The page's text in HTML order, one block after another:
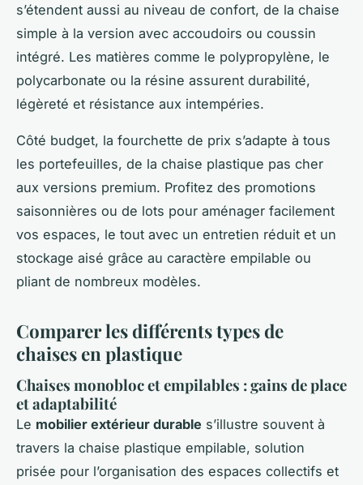
s’étendent aussi au niveau de confort, de la chaise
simple à la version avec accoudoirs ou coussin
intégré. Les matières comme le polypropylène, le
polycarbonate ou la résine assurent durabilité,
légèreté et résistance aux intempéries.
Côté budget, la fourchette de prix s’adapte à tous
les portefeuilles, de la chaise plastique pas cher
aux versions premium. Profitez des promotions
saisonnières ou de lots pour aménager facilement
vos espaces, le tout avec un entretien réduit et un
stockage aisé grâce au caractère empilable ou
pliant de nombreux modèles.
Comparer les différents types de
chaises en plastique
Chaises monobloc et empilables : gains de place
et adaptabilité
Le mobilier extérieur durable s’illustre souvent à
travers la chaise plastique empilable, solution
prisée pour l’organisation des espaces collectifs et